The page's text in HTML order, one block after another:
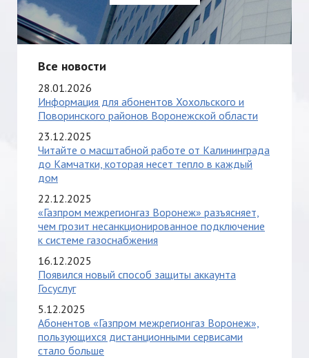
Все новости
28.01.2026
Информация для абонентов Хохольского и
Поворинского районов Воронежской области
23.12.2025
Читайте о масштабной работе от Калининграда
до Камчатки, которая несет тепло в каждый
дом
22.12.2025
«Газпром межрегионгаз Воронеж» разъясняет,
чем грозит несанкционированное подключение
к системе газоснабжения
16.12.2025
Появился новый способ защиты аккаунта
Госуслуг
5.12.2025
Абонентов «Газпром межрегионгаз Воронеж»,
пользующихся дистанционными сервисами
стало больше